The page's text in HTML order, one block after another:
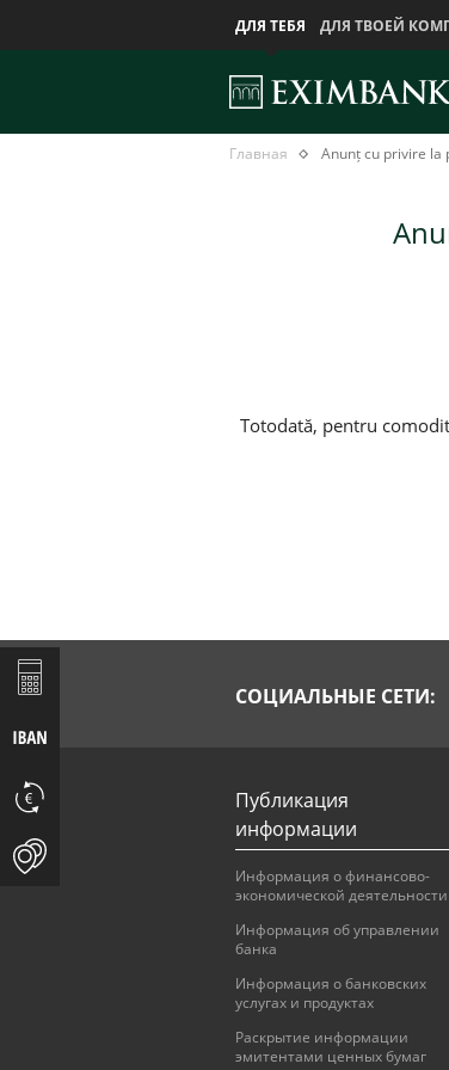
ДЛЯ ТЕБЯ ДЛЯ ТВОЕЙ
Главная ГлавнаяAnunț
Anunț cu privire la
Totodată, pentru
СОЦИАЛЬНЫЕ СЕТИ:
Публикация
информации
Информация о финансово-
экономической деятельности
Информация об управлении
банка
Информация о банковских
услугах и продуктах
Раскрытие информации
эмитентами ценных бумаг